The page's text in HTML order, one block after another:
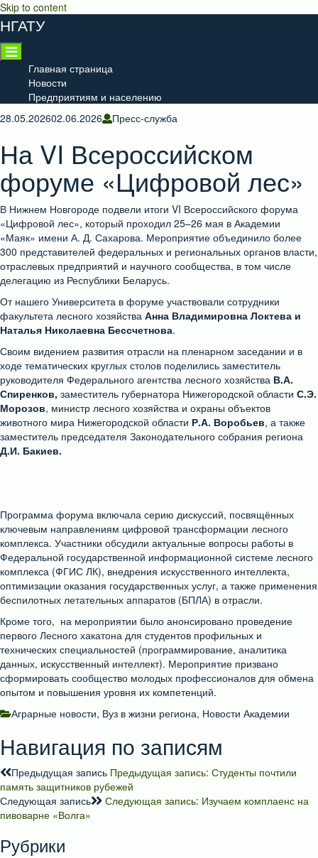
Skip to content
НГАТУ
Главная страница
Новости
Предприятиям и населению
28.05.202602.06.2026 Пресс-служба
На VI Всероссийском
форуме «Цифровой лес»
В Нижнем Новгороде подвели итоги VI Всероссийского форума
«Цифровой лес», который проходил 25–26 мая в Академии
«Маяк» имени А. Д. Сахарова. Мероприятие объединило более
300 представителей федеральных и региональных органов власти,
отраслевых предприятий и научного сообщества, в том числе
делегацию из Республики Беларусь.
От нашего Университета в форуме участвовали сотрудники
факультета лесного хозяйства Анна Владимировна Локтева и
Наталья Николаевна Бессчетнова.
Своим видением развития отрасли на пленарном заседании и в
ходе тематических круглых столов поделились заместитель
руководителя Федерального агентства лесного хозяйства В.А.
Спиренков, заместитель губернатора Нижегородской области С.Э.
Морозов, министр лесного хозяйства и охраны объектов
животного мира Нижегородской области Р.А. Воробьев, а также
заместитель председателя Законодательного собрания региона
Д.И. Бакиев.
Программа форума включала серию дискуссий, посвящённых
ключевым направлениям цифровой трансформации лесного
комплекса. Участники обсудили актуальные вопросы работы в
Федеральной государственной информационной системе лесного
комплекса (ФГИС ЛК), внедрения искусственного интеллекта,
оптимизации оказания государственных услуг, а также применения
беспилотных летательных аппаратов (БПЛА) в отрасли.
Кроме того, на мероприятии было анонсировано проведение
первого Лесного хакатона для студентов профильных и
технических специальностей (программирование, аналитика
данных, искусственный интеллект). Мероприятие призвано
сформировать сообщество молодых профессионалов для обмена
опытом и повышения уровня их компетенций.
Аграрные новости, Вуз в жизни региона, Новости Академии
Навигация по записям
Предыдущая запись Предыдущая запись: Студенты почтили
память защитников рубежей
Следующая запись
Следующая запись: Изучаем комплаенс на
пивоварне «Волга»
Рубрики